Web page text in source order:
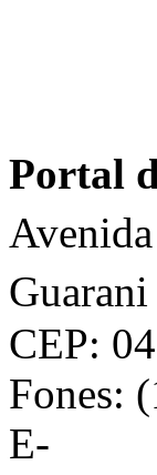
Portal
CEP:
Fones:
E-